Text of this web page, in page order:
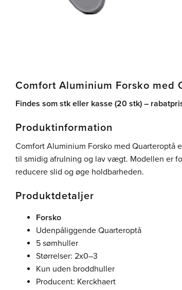
Comfort Aluminium Forsko med
Findes som stk eller kasse (20 stk) –
Produktinformation
Comfort Aluminium Forsko med Quarteroptå
til smidig afrulning og lav vægt. Modellen er
reducere slid og øge holdbarheden.
Produktdetaljer
Forsko
Udenpåliggende Quarteroptå
5 sømhuller
Størrelser: 2x0–3
Kun uden broddhuller
Producent: Kerckhaert